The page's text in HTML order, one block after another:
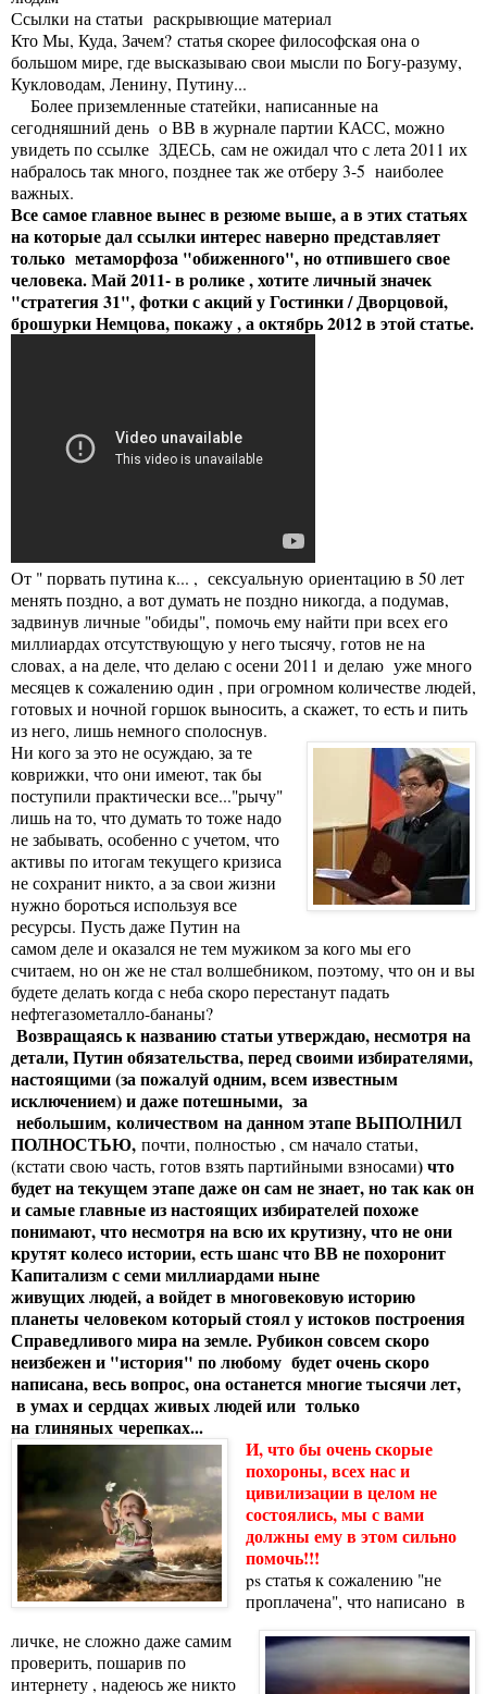
Ссылки на статьи раскрывющие материал
Кто Мы, Куда, Зачем? статья скорее философская она о
большом мире, где высказываю свои мысли по Богу-разуму,
Кукловодам, Ленину, Путину...
Более приземленные статейки, написанные на
сегодняшний день о ВВ в журнале партии КАСС, можно
увидеть по ссылке ЗДЕСЬ, сам не ожидал что с лета 2011 их
набралось так много, позднее так же отберу 3-5 наиболее
важных.
Все самое главное вынес в резюме выше, а в этих статьях
на которые дал ссылки интерес наверно представляет
только метаморфоза "обиженного", но отпившего свое
человека. Май 2011- в ролике , хотите личный значек
"стратегия 31", фотки с акций у Гостинки / Дворцовой,
брошурки Немцова, покажу , а октябрь 2012 в этой статье.
От " порвать путина к... , сексуальную ориентацию в 50 лет
менять поздно, а вот думать не поздно никогда, а подумав,
задвинув личные "обиды", помочь ему найти при всех его
миллиардах отсутствующую у него тысячу, готов не на
словах, а на деле, что делаю с осени 2011 и делаю уже много
месяцев к сожалению один , при огромном количестве людей,
готовых и ночной горшок выносить, а скажет, то есть и пить
из него, лишь немного сполоснув.
Ни кого за это не осуждаю, за те
коврижки, что они имеют, так бы
поступили практически все..."рычу"
лишь на то, что думать то тоже надо
не забывать, особенно с учетом, что
активы по итогам текущего кризиса
не сохранит никто, а за свои жизни
нужно бороться используя все
ресурсы. Пусть даже Путин на
самом деле и оказался не тем мужиком за кого мы его
считаем, но он же не стал волшебником, поэтому, что он и вы
будете делать когда с неба скоро перестанут падать
нефтегазометалло-бананы?
Возвращаясь к названию статьи утверждаю, несмотря на
детали, Путин обязательства, перед своими избирателями,
настоящими (за пожалуй одним, всем известным
исключением) и даже потешными, за
небольшим, количеством на данном этапе ВЫПОЛНИЛ
ПОЛНОСТЬЮ, почти, полностью , см начало статьи,
(кстати свою часть, готов взять партийными взносами) что
будет на текущем этапе даже он сам не знает, но так как он
и самые главные из настоящих избирателей похоже
понимают, что несмотря на всю их крутизну, что не они
крутят колесо истории, есть шанс что ВВ не похоронит
Капитализм с семи миллиардами ныне
живущих людей, а войдет в многовековую историю
планеты человеком который стоял у истоков построения
Справедливого мира на земле. Рубикон совсем скоро
неизбежен и "история" по любому будет очень скоро
написана, весь вопрос, она останется многие тысячи лет,
в умах и сердцах живых людей или только
на глиняных черепках...
И, что бы очень скорые
похороны, всех нас и
цивилизации в целом не
состоялись, мы с вами
должны ему в этом сильно
помочь!!!
ps статья к сожалению "не
проплачена", что написано в
личке, не сложно даже самим
проверить, пошарив по
интернету , надеюсь же никто